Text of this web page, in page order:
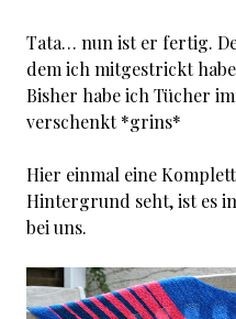
Tata… nun ist er fertig.
dem ich mitgestrickt
Bisher habe ich Tücher
verschenkt *grins*
Hier einmal eine
Hintergrund seht, ist es
bei uns.